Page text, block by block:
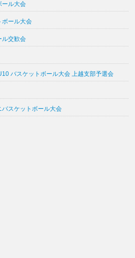
ール大会
ボール大会
ル交歓会
バスケットボール大会 上越支部予選会
スケットボール大会